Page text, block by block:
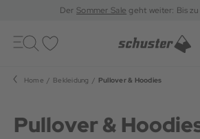
DerSommer Sale geht weiter: Bis
Toggle
navigation
Home Bekleidung Pullover & Hoodies
Pullover &